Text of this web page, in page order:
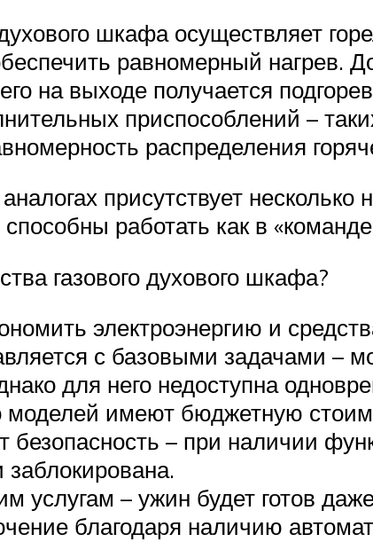
духового шкафа осуществляет
равномерный нагрев.
на выходе получается
приспособлений –
распределения
присутствует
работать как в
газового духового шкафа?
электроэнергию и
с базовыми задачами –
для него недоступна
моделей имеют бюджетную
безопасность – при наличии
услугам – ужин будет готов
благодаря наличию